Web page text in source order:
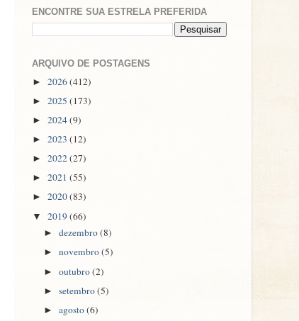
ENCONTRE SUA ESTRELA PREFERIDA
ARQUIVO DE POSTAGENS
► 2026(412)
► 2025 (173)
► 2024(9)
► 2023 (12)
► 2022(27)
► 2021 (55)
► 2020(83)
▼ 2019(66)
►dezembro(8)
►novembro(5)
►outubro(2)
►setembro(5)
►agosto(6)